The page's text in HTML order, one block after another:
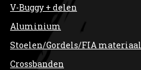
V-Buggy + delen
Aluminium
Stoelen/Gordels/FIA materiaal
Crossbanden